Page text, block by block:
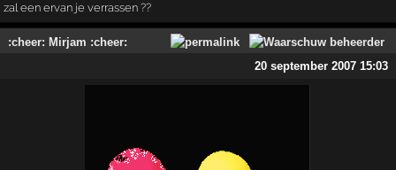
zal een ervan je verrassen ??
:cheer: Mirjam :cheer:
20 september 2007 15:03